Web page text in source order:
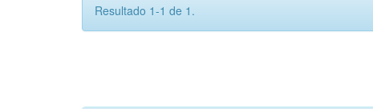
Resultado 1-1 de 1.